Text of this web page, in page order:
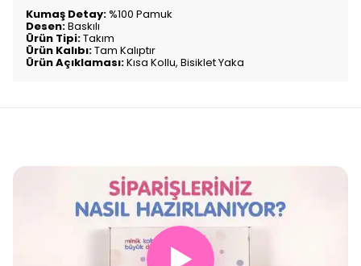
Kumaş Detay:%100 Pamuk
Desen:Baskılı
Ürün Tipi:Takım
Ürün Kalıbı:Tam Kalıptır
Ürün Açıklaması:Kısa Kollu, Bisiklet Yaka